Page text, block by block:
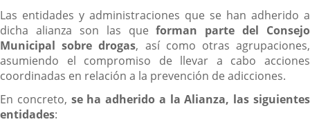
Las entidades y administraciones que se han adherido a
dicha alianza son las queforman parte del Consejo
Municipal sobre drogas, así como otras agrupaciones,
asumiendo el compromiso de llevar a cabo acciones
coordinadas en relación a la prevención de adicciones.
En concreto, se ha adherido a la Alianza, las siguientes
entidades: